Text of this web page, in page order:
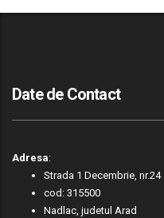
Date de Contact
Adresa:
Strada 1 Decembrie, nr.24
cod: 315500
Nadlac, judetul Arad